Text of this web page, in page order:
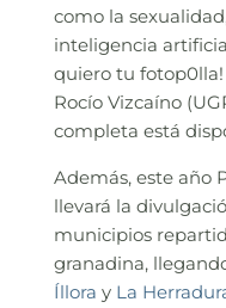
como la
inteligencia
quiero tu fotop0lla!
Rocío Vizcaíno
completa está
Además, este año
llevará la
municipios
granadina,
Íllora y La